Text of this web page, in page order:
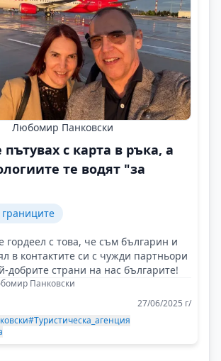
Любомир Панковски
пътувах с карта в ръка, а
те водят "за
гордеел с това, че съм българин и
в контактите си с чужди партньори
добрите страни на нас българите!
Панковски
27/06/2025 г/
#Туристическа_агенция